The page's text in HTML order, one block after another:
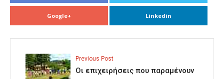
Google+ Linkedin
Previous Post
Οι επιχειρήσεις που παραμένουν